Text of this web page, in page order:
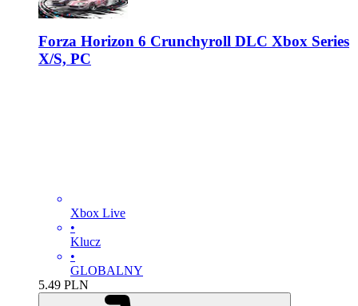
Forza Horizon 6 Crunchyroll DLC Xbox Series
X/S, PC
Xbox Live
•
Klucz
•
GLOBALNY
5.49 PLN